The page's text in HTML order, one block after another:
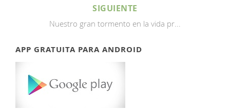
SIGUIENTE
Nuestro gran tormento en la vida pr...
APP GRATUITA PARA ANDROID